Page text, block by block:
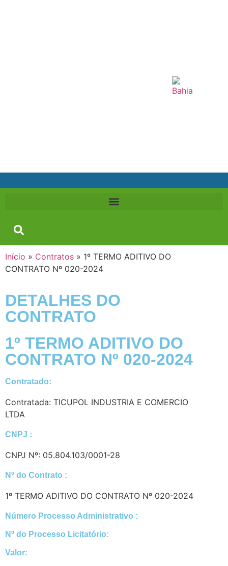
Início » Contratos » 1º TERMO ADITIVO DO
CONTRATO Nº 020-2024
DETALHES DO
CONTRATO​
1º TERMO ADITIVO DO
CONTRATO Nº 020-2024
Contratado:
Contratada: TICUPOL INDUSTRIA E COMERCIO
LTDA
CNPJ :
CNPJ Nº: 05.804.103/0001-28
Nº do Contrato :
1º TERMO ADITIVO DO CONTRATO Nº 020-2024
Número Processo Administrativo :
Nº do Processo Licitatório:
Valor: